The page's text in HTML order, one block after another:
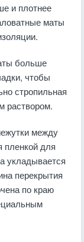
и плотнее
маты
больше
чтобы
стропильная
раствором.
между
пленкой для
укладывается
перекрытия
по краю